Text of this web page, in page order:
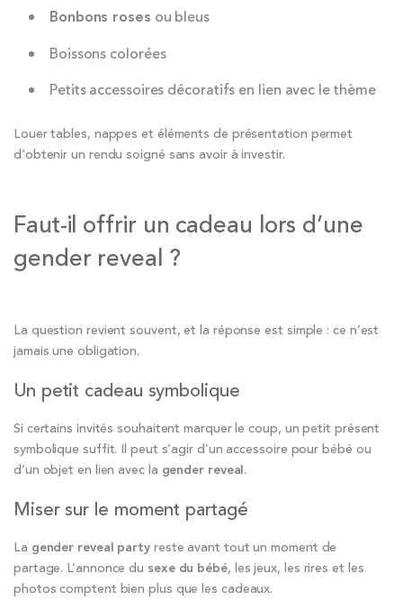
Bonbons roses ou bleus
Boissons colorées
Petits accessoires décoratifs en lien avec le thème
Louer tables, nappes et éléments de présentation permet
d’obtenir un rendu soigné sans avoir à investir.
Faut-il offrir un cadeau lors d’une
gender reveal ?
La question revient souvent, et la réponse est simple : ce n’est
jamais une obligation.
Un petit cadeau symbolique
Si certains invités souhaitent marquer le coup, un petit présent
symbolique suffit. Il peut s’agir d’un accessoire pour bébé ou
d’un objet en lien avec la gender reveal.
Miser sur le moment partagé
La gender reveal partyreste avant tout un moment de
partage. L’annonce du sexe du bébé, les jeux, les rires et les
photos comptent bien plus que les cadeaux.